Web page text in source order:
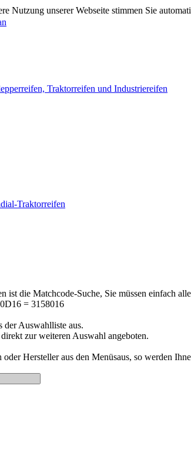
Nutzung unserer Webseite stimmen Sie
Traktorreifen
ist die Matchcode-Suche, Sie müssen einfach
= 3158016
der Auswahlliste aus.
zur weiteren Auswahl angeboten.
Hersteller aus den Menüsaus, so werden